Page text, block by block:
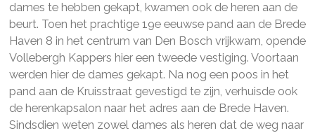
dames te hebben gekapt, kwamen ook de heren aan de
beurt. Toen het prachtige 19e eeuwse pand aan de Brede
Haven 8 in het centrum van Den Bosch vrijkwam, opende
Vollebergh Kappers hier een tweede vestiging. Voortaan
werden hier de dames gekapt. Na nog een poos in het
pand aan de Kruisstraat gevestigd te zijn, verhuisde ook
de herenkapsalon naar het adres aan de Brede Haven.
Sindsdien weten zowel dames als heren dat de weg naar